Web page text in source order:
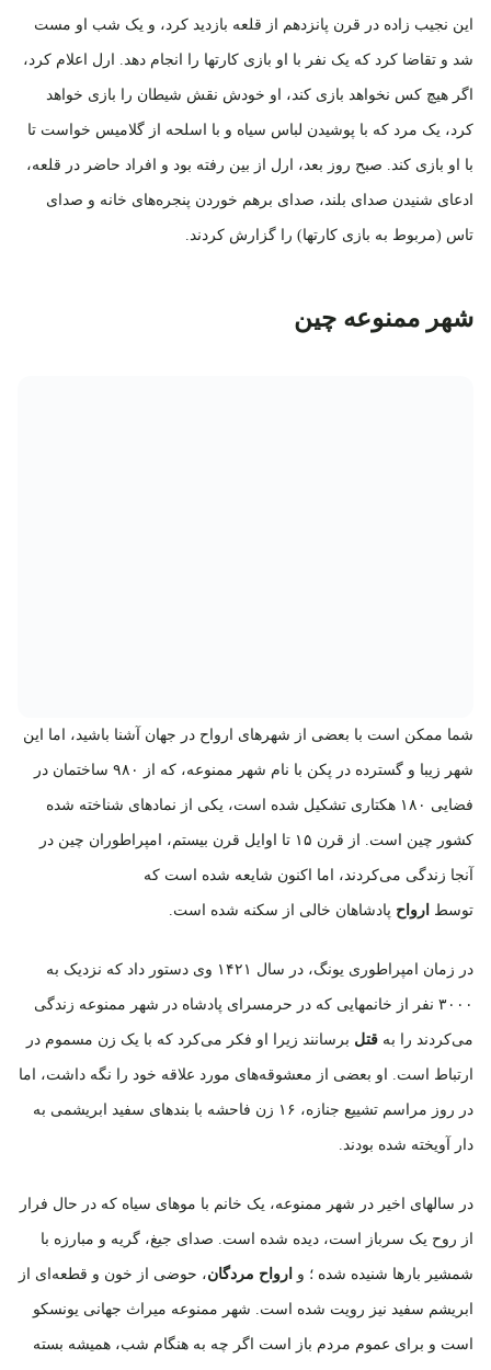
این نجیب زاده در قرن پانزدهم از قلعه بازدید کرد، و یک شب او مست
شد و تقاضا کرد که یک نفر با او بازی کارتها را انجام دهد. ارل اعلام کرد،
اگر هیچ کس نخواهد بازی کند، او خودش نقش شیطان را بازی خواهد
کرد، یک مرد که با پوشیدن لباس سیاه و با اسلحه از گلامیس خواست تا
با او بازی کند. صبح روز بعد، ارل از بین رفته بود و افراد حاضر در قلعه،
ادعای شنیدن صدای بلند، صدای برهم خوردن پنجره‌های خانه و صدای
تاس (مربوط به بازی کارتها) را گزارش کردند.
شهر ممنوعه چین
شما ممکن است با بعضی از شهرهای ارواح در جهان آشنا باشید، اما این
شهر زیبا و گسترده در پکن با نام شهر ممنوعه، که از ۹۸۰ ساختمان در
فضایی ۱۸۰ هکتاری تشکیل شده است، یکی از نمادهای شناخته شده
کشور چین است. از قرن ۱۵ تا اوایل قرن بیستم، امپراطوران چین در
آنجا زندگی می‌کردند، اما اکنون شایعه شده است که
توسط ارواح پادشاهان خالی از سکنه شده است.
در زمان امپراطوری یونگ، در سال ۱۴۲۱ وی دستور داد که نزدیک به
۳۰۰۰ نفر از خانمهایی که در حرمسرای پادشاه در شهر ممنوعه زندگی
می‌کردند را به قتل برسانند زیرا او فکر می‌کرد که با یک زن مسموم در
ارتباط است. او بعضی از معشوقه‌های مورد علاقه خود را نگه داشت، اما
در روز مراسم تشییع جنازه، ۱۶ زن فاحشه با بندهای سفید ابریشمی به
دار آویخته شده بودند.
در سالهای اخیر در شهر ممنوعه، یک خانم با موهای سیاه که در حال فرار
از روح یک سرباز است، دیده شده است. صدای جیغ، گریه و مبارزه با
شمشیر بارها شنیده شده ؛ و ارواح مردگان، حوضی از خون و قطعه‌ای از
ابریشم سفید نیز رویت شده است. شهر ممنوعه میراث جهانی یونسکو
است و برای عموم مردم باز است اگر چه به هنگام شب، همیشه بسته